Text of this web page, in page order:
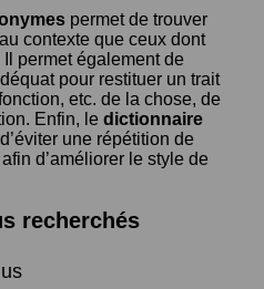
permet de trouver
contexte que ceux dont
permet également de
pour restituer un trait
etc. de la chose, de
Enfin, le dictionnaire
une répétition de
d’améliorer le style de
recherchés